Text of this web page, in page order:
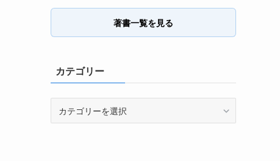
著書一覧を見る
カテゴリー